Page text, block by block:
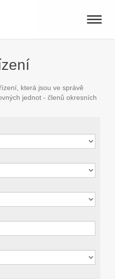
Toggle
která jsou ve správě
jednot - členů okresních